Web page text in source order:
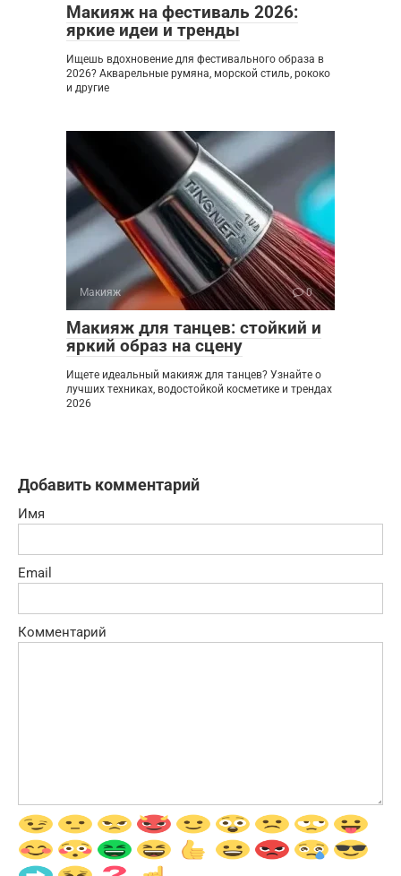
Макияж на фестиваль 2026:
яркие идеи и тренды
Ищешь вдохновение для фестивального образа в
2026? Акварельные румяна, морской стиль, рококо
и другие
Макияж 0
Макияж для танцев: стойкий и
яркий образ на сцену
Ищете идеальный макияж для танцев? Узнайте о
лучших техниках, водостойкой косметике и трендах
2026
Добавить комментарий
Имя
Email
Комментарий